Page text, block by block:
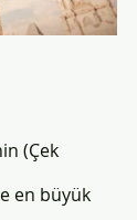
(Çek
en büyük